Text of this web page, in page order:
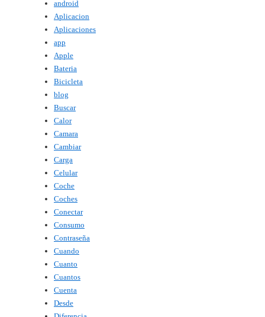
android
Aplicacion
Aplicaciones
app
Apple
Bateria
Bicicleta
blog
Buscar
Calor
Camara
Cambiar
Carga
Celular
Coche
Coches
Conectar
Consumo
Contraseña
Cuando
Cuanto
Cuantos
Cuenta
Desde